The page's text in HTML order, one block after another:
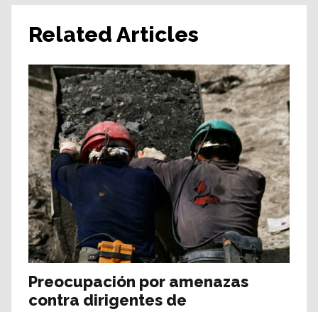
Related Articles
Preocupación por amenazas
contra dirigentes de